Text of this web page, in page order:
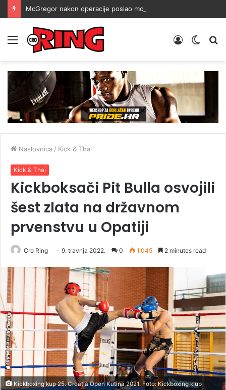
Menu
Switch
Prijava
Naslovnica / Kick & Thai
Kick & Thai
Kickboksači Pit Bulla osvojili
šest zlata na državnom
prvenstvu u Opatiji
Cro Ring 9. travnja 2022. 0 1.045 2 minutes read
Kickboxing kup 25. Croatia Open Kutina 2021. Foto: Kickboxing klub